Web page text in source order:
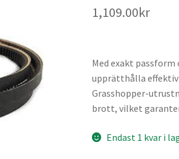
1,109.00kr
Med exakt
upprätthålla effektiv
Grasshopper-
brott, vilket
Endast 1 kvar i